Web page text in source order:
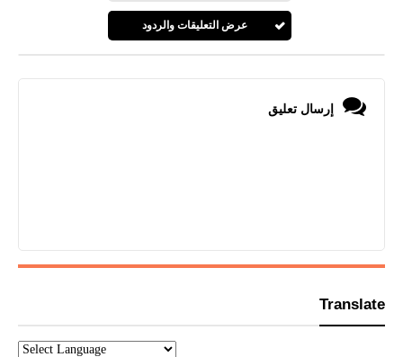
عرض التعليقات والردود
إرسال تعليق
Translate